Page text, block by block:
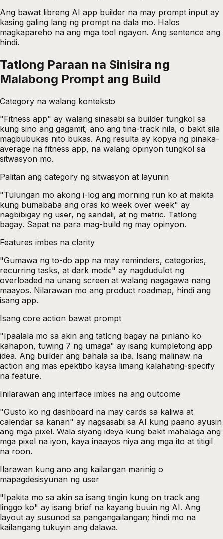
Ang bawat libreng AI app builder na may prompt input ay
kasing galing lang ng prompt na dala mo. Halos
magkapareho na ang mga tool ngayon. Ang sentence ang
hindi.
Tatlong Paraan na Sinisira ng
Malabong Prompt ang Build
Category na walang konteksto
"Fitness app" ay walang sinasabi sa builder tungkol sa
kung sino ang gagamit, ano ang tina-track nila, o bakit sila
magbubukas nito bukas. Ang resulta ay kopya ng pinaka-
average na fitness app, na walang opinyon tungkol sa
sitwasyon mo.
Palitan ang category ng sitwasyon at layunin
"Tulungan mo akong i-log ang morning run ko at makita
kung bumababa ang oras ko week over week" ay
nagbibigay ng user, ng sandali, at ng metric. Tatlong
bagay. Sapat na para mag-build ng may opinyon.
Features imbes na clarity
"Gumawa ng to-do app na may reminders, categories,
recurring tasks, at dark mode" ay nagdudulot ng
overloaded na unang screen at walang nagagawa nang
maayos. Nilarawan mo ang product roadmap, hindi ang
isang app.
Isang core action bawat prompt
"Ipaalala mo sa akin ang tatlong bagay na pinlano ko
kahapon, tuwing 7 ng umaga" ay isang kumpletong app
idea. Ang builder ang bahala sa iba. Isang malinaw na
action ang mas epektibo kaysa limang kalahating-specify
na feature.
Inilarawan ang interface imbes na ang outcome
"Gusto ko ng dashboard na may cards sa kaliwa at
calendar sa kanan" ay nagsasabi sa AI kung paano ayusin
ang mga pixel. Wala siyang ideya kung bakit mahalaga ang
mga pixel na iyon, kaya inaayos niya ang mga ito at titigil
na roon.
Ilarawan kung ano ang kailangan marinig o
mapagdesisyunan ng user
"Ipakita mo sa akin sa isang tingin kung on track ang
linggo ko" ay isang brief na kayang buuin ng AI. Ang
layout ay susunod sa pangangailangan; hindi mo na
kailangang tukuyin ang dalawa.